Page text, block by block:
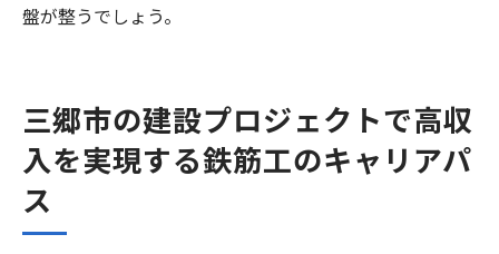
盤が整うでしょう。
三郷市の建設プロジェクトで高収
入を実現する鉄筋工のキャリアパ
ス